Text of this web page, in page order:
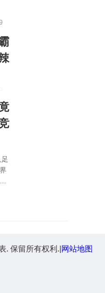
. 保留所有权利. 网站地图